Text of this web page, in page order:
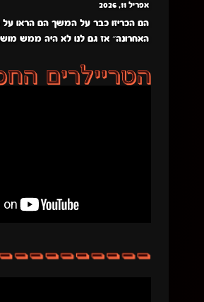
אפריל 11, 2026
הם הכריזו כבר על המשך הם הראו על
האחרונה״ אז גם לנו לא היה ממש